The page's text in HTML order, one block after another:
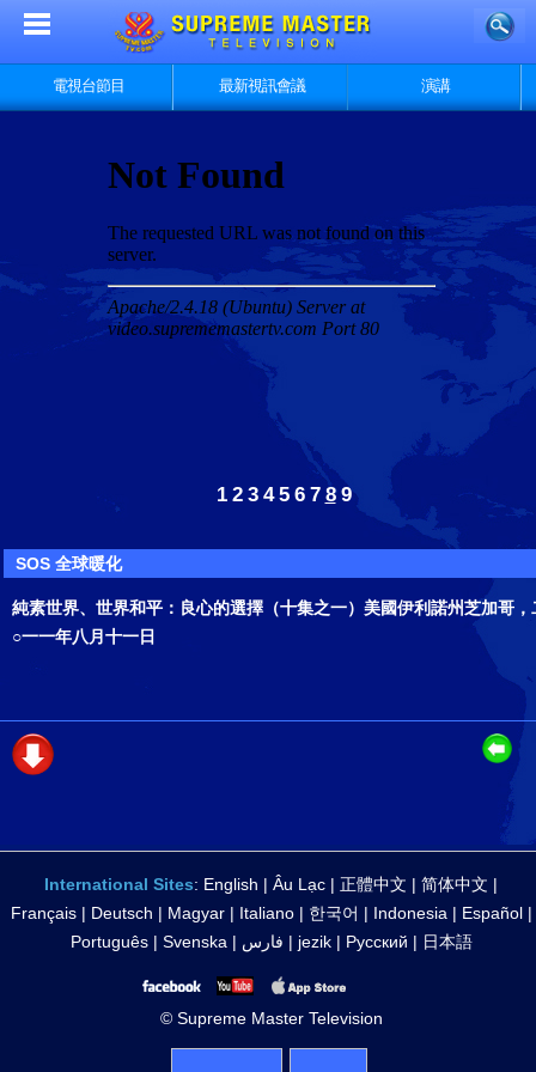
電視台節目 最新視訊會議 演講
1 2 3 4 5 6 7 8 9
SOS 全球暖化
純素世界、世界和平：良心的選擇（十集之一）美國伊利諾州芝加哥，
○一一年八月十一日
International Sites: English | Âu Lạc | 正體中文 | 简体中文 |
Français| Deutsch | Magyar| Italiano| 한국어 | Indonesia | Español|
Português| Svenska | فارس | jezik| Русский | 日本語
© Supreme Master Television